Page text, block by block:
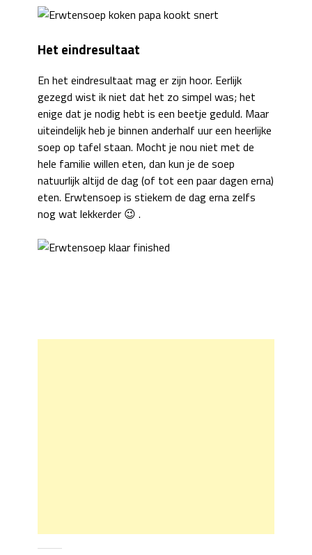
Het eindresultaat
En het eindresultaat mag er zijn hoor. Eerlijk
gezegd wist ik niet dat het zo simpel was; het
enige dat je nodig hebt is een beetje geduld. Maar
uiteindelijk heb je binnen anderhalf uur een heerlijke
soep op tafel staan. Mocht je nou niet met de
hele familie willen eten, dan kun je de soep
natuurlijk altijd de dag (of tot een paar dagen erna)
eten. Erwtensoep is stiekem de dag erna zelfs
nog wat lekkerder 😉 .